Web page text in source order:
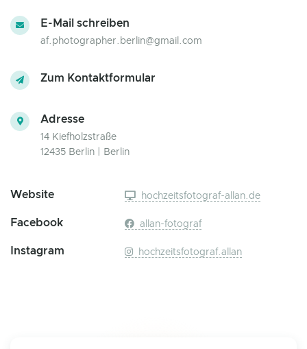
E-Mail schreiben
af.photographer.berlin@gmail.com
Zum Kontaktformular
Adresse
14 Kiefholzstraße
12435 Berlin | Berlin
Website hochzeitsfotograf-allan.de
Facebook allan-fotograf
Instagram hochzeitsfotograf.allan